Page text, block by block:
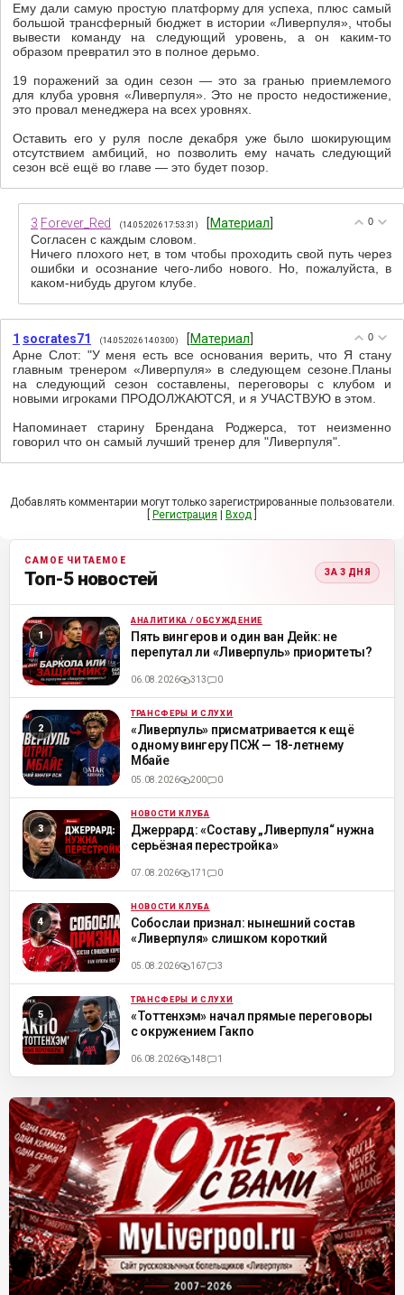
Ему дали самую простую платформу для успеха, плюс самый
большой трансферный бюджет в истории «Ливерпуля», чтобы
вывести команду на следующий уровень, а он каким-то
образом превратил это в полное дерьмо.
19 поражений за один сезон — это за гранью приемлемого
для клуба уровня «Ливерпуля». Это не просто недостижение,
это провал менеджера на всех уровнях.
Оставить его у руля после декабря уже было шокирующим
отсутствием амбиций, но позволить ему начать следующий
сезон всё ещё во главе — это будет позор.
0
3 Forever_Red (14.05.2026 17:53:31) [Материал
Согласен с каждым словом.
Ничего плохого нет, в том чтобы проходить свой путь через
ошибки и осознание чего-либо нового. Но, пожалуйста, в
каком-нибудь другом клубе.
0
1 socrates71 (14.05.2026 14:03:00) [Материал
Арне Слот: "У меня есть все основания верить, что Я стану
главным тренером «Ливерпуля» в следующем сезоне.Планы
на следующий сезон составлены, переговоры с клубом и
новыми игроками ПРОДОЛЖАЮТСЯ, и я УЧАСТВУЮ в этом.
Напоминает старину Брендана Роджерса, тот неизменно
говорил что он самый лучший тренер для "Ливерпуля".
Добавлять комментарии могут только зарегистрированные пользователи.
Регистрация Вход
САМОЕ ЧИТАЕМОЕ
Топ-5 новостей ЗА 3 ДНЯ
ML АНАЛИТИКА / ОБСУЖДЕНИЕ
Пять вингеров и один ван Дейк: не
перепутал ли «Ливерпуль» приоритеты?
06.08.2026 313 0
ML ТРАНСФЕРЫ И СЛУХИ
«Ливерпуль» присматривается к ещё
одному вингеру ПСЖ — 18-летнему
Мбайе
05.08.2026 200 0
ML НОВОСТИ КЛУБА
Джеррард: «Составу „Ливерпуля“ нужна
серьёзная перестройка»
07.08.2026 171 0
ML НОВОСТИ КЛУБА
Собослаи признал: нынешний состав
«Ливерпуля» слишком короткий
05.08.2026 167 3
ML ТРАНСФЕРЫ И СЛУХИ
«Тоттенхэм» начал прямые переговоры
с окружением Гакпо
06.08.2026 148 1